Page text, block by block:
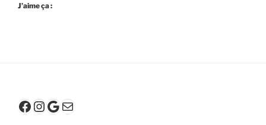
J’aime ça :
Facebook
Instagram
Google
E-mail